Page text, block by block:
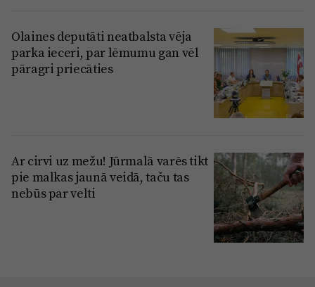
Olaines deputāti neatbalsta vēja
parka ieceri, par lēmumu gan vēl
pāragri priecāties
Ar cirvi uz mežu! Jūrmalā varēs tikt
pie malkas jaunā veidā, taču tas
nebūs par velti